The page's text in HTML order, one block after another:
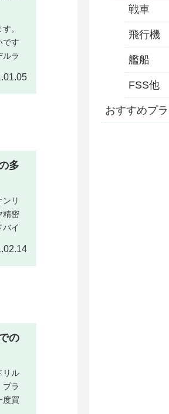
。
です
ルラ
多
リ
精密
バイ
の
リル
プラ
度買
戦車
飛行機
艦船
FSS他
おすすめプ